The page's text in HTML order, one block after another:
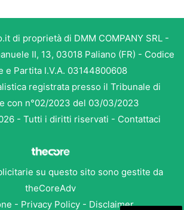
di proprietà di DMM COMPANY SRL -
II, 13, 03018 Paliano (FR) - Codice
e Partita I.V.A. 03144800608
registrata presso il Tribunale di
con n°02/2023 del 03/03/2023
- Tutti i diritti riservati - Contattaci
su questo sito sono gestite da
theCoreAdv
- Privacy Policy- Disclaimer